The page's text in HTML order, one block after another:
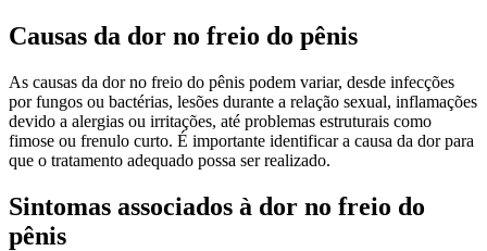
Causas da dor no freio do pênis
As causas da dor no freio do pênis podem variar, desde infecções
por fungos ou bactérias, lesões durante a relação sexual, inflamações
devido a alergias ou irritações, até problemas estruturais como
fimose ou frenulo curto. É importante identificar a causa da dor para
que o tratamento adequado possa ser realizado.
Sintomas associados à dor no freio do
pênis